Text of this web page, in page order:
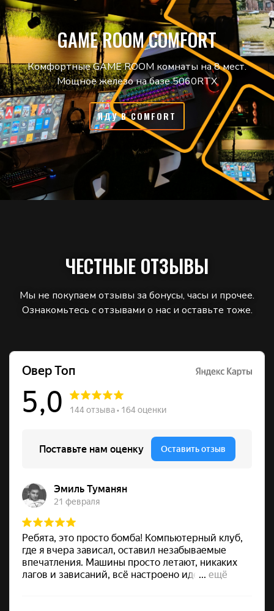
GAME ROOM COMFORT
Комфортные GAME ROOM комнаты на 8 мест.
Мощное железо на базе 5060RTX
ИДУ В COMFORT
ЧЕСТНЫЕ ОТЗЫВЫ
Мы не покупаем отзывы за бонусы, часы и прочее.
Ознакомьтесь с отзывами о нас и оставьте тоже.